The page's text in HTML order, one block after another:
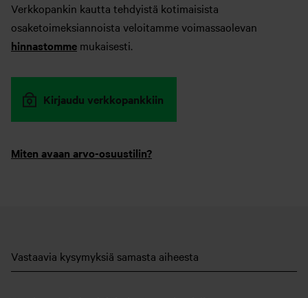
Verkkopankin kautta tehdyistä kotimaisista
osaketoimeksiannoista veloitamme voimassaolevan
hinnastomme mukaisesti.
Kirjaudu verkkopankkiin
Miten avaan arvo-osuustilin?
Vastaavia kysymyksiä samasta aiheesta